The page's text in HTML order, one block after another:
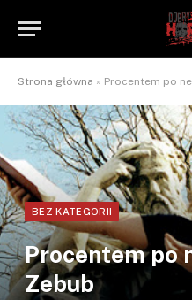
Strona główna » Procentem po
BEZ KATEGORII
Procentem po
Zebub